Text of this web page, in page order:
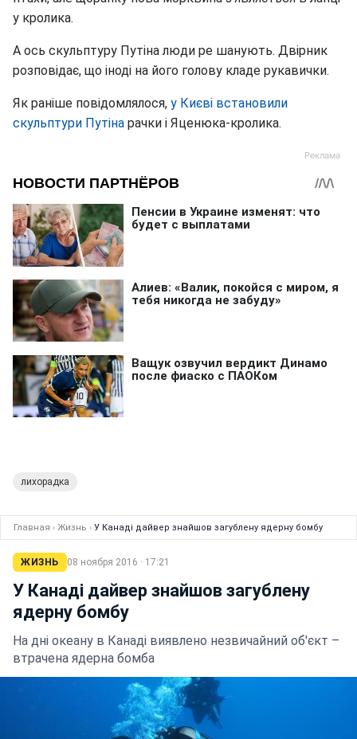
у кролика.
А ось скульптуру Путіна люди ре шанують. Двірник
розповідає, що іноді на його голову кладе рукавички.
Як раніше повідомлялося, у Києві встановили
скульптури Путіна рачки і Яценюка-кролика.
лихорадка
Главная › Жизнь › У Канаді дайвер знайшов загублену ядерну бомбу
ЖИЗНЬ 08 ноября 2016 · 17:21
У Канаді дайвер знайшов загублену
ядерну бомбу
На дні океану в Канаді виявлено незвичайний об'єкт –
втрачена ядерна бомба